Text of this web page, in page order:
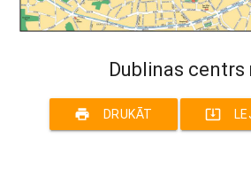
Dublinas centrs
print DRUKĀT system_update_alt